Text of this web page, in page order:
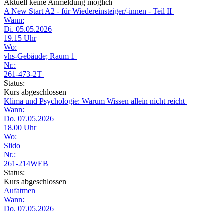
Aktuell keine Anmeldung möglich
A New Start A2 - für Wiedereinsteiger/-innen - Teil II
Wann:
Di. 05.05.2026
19.15 Uhr
Wo:
vhs-Gebäude; Raum 1
Nr.:
261-473-2T
Status:
Kurs abgeschlossen
Klima und Psychologie: Warum Wissen allein nicht reicht
Wann:
Do. 07.05.2026
18.00 Uhr
Wo:
Slido
Nr.:
261-214WEB
Status:
Kurs abgeschlossen
Aufatmen
Wann:
Do. 07.05.2026